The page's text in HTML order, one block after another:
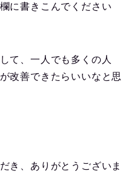
に書きこんでください
て、一人でも多くの人
改善できたらいいなと思
き、ありがとうございま